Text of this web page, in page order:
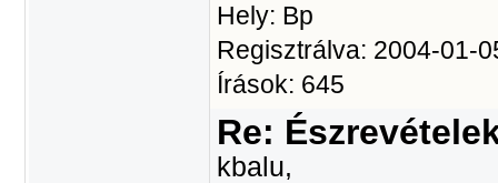
Hely: Bp
Regisztrálva: 2004-01-
Írások: 645
Re:
kbalu,